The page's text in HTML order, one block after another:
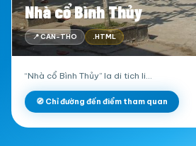
Nhà cổ Bình Thủy
📍 CAN-THO .HTML
“Nhà cổ Bình Thủy” la di tich li…
🧭 Chỉ đường đến điểm tham quan